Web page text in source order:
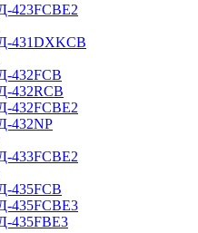
423FCBE2
431DXKCB
432FCB
432RCB
432FCBE2
432NP
433FCBE2
435FCB
435FCBE3
435FBE3